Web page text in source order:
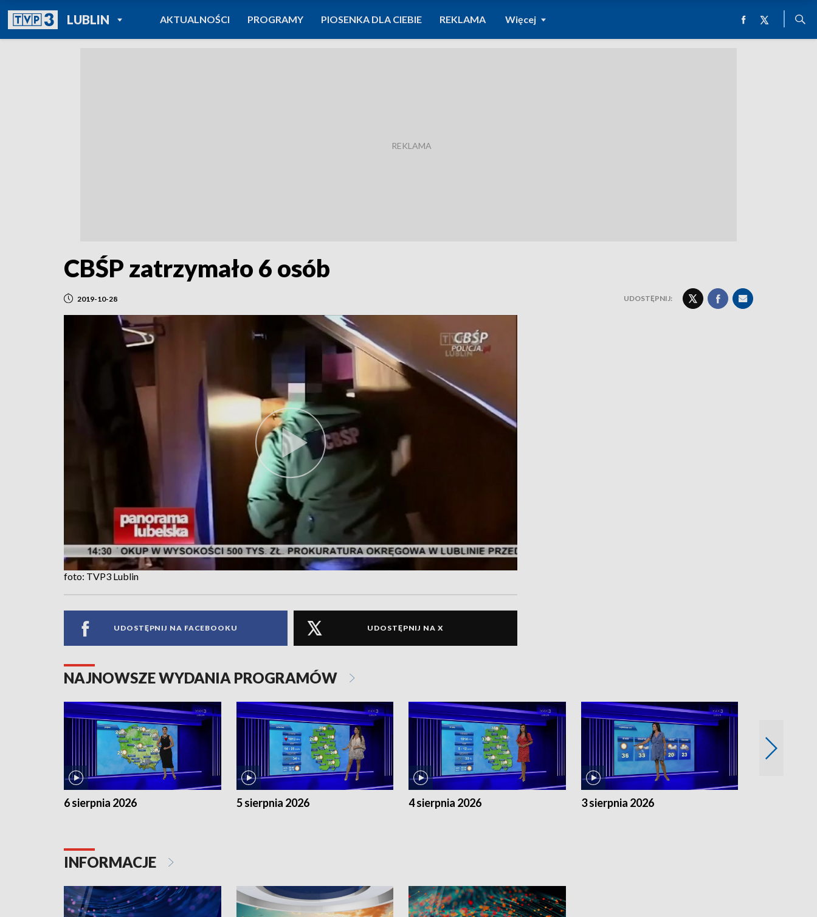
LUBLINPOWRÓT DO
TVP REGIONY
AKTUALNOŚCI PROGRAMY PIOSENKA DLA CIEBIE REKLAMA Więcej
CBŚP zatrzymało 6 osób
2019-10-28 UDOSTĘPNIJ:
foto: TVP3 Lublin
UDOSTĘPNIJ NA FACEBOOKU UDOSTĘPNIJ NA X
NAJNOWSZE WYDANIA PROGRAMÓW
6 sierpnia 2026 5 sierpnia 2026 4 sierpnia 2026 3 sierpnia 2026
INFORMACJE